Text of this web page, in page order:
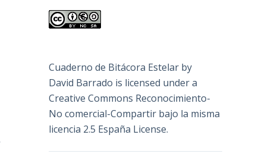
Cuaderno de Bitácora Estelar by
David Barrado is licensed under a
Creative Commons Reconocimiento-
No comercial-Compartir bajo la misma
licencia 2.5 España License.